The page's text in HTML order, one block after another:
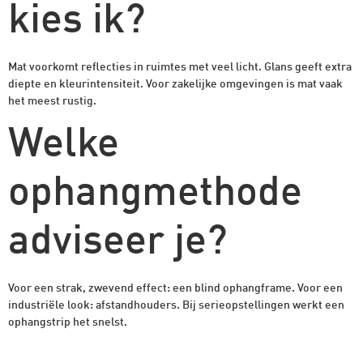
kies ik?
Mat voorkomt reflecties in ruimtes met veel licht. Glans geeft extra
diepte en kleurintensiteit. Voor zakelijke omgevingen is mat vaak
het meest rustig.
Welke
ophangmethode
adviseer je?
Voor een strak, zwevend effect: een blind ophangframe. Voor een
industriële look: afstandhouders. Bij serieopstellingen werkt een
ophangstrip het snelst.